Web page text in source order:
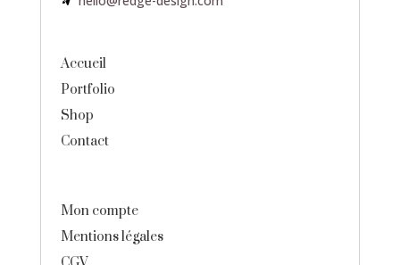
Accueil
Portfolio
Shop
Contact
Mon compte
Mentions légales